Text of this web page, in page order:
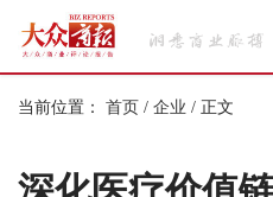
当前位置： 首页 / 企业 / 正文